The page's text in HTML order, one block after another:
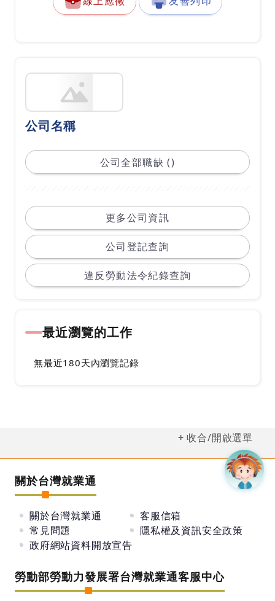
公司名稱
公司全部職缺 ()
更多公司資訊
公司登記查詢
違反勞動法令紀錄查詢
最近瀏覽的工作
無最近180天內瀏覽記錄
收合/開啟選單
關於台灣就業通
關於台灣就業通
客服信箱
常見問題
隱私權及資訊安全政策
政府網站資料開放宣告
勞動部勞動力發展署台灣就業通客服中心